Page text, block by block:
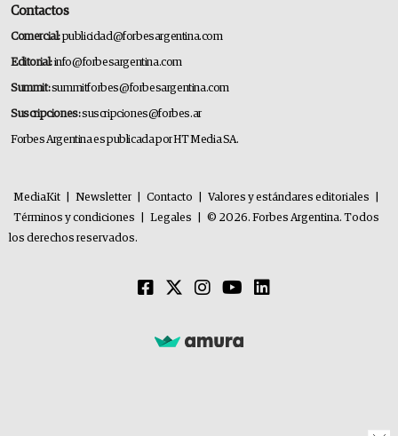
Contactos
Comercial:publicidad@forbesargentina.com
Editorial:info@forbesargentina.com
Summit:summitforbes@forbesargentina.com
Suscripciones:suscripciones@forbes.ar
Forbes Argentina es publicada por HT Media SA.
MediaKit Newsletter Contacto Valores y estándares editoriales
Términos y condiciones
Legales
© 2026. Forbes Argentina. Todos
los derechos reservados.